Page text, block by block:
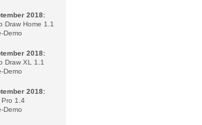
2018:
Draw Home 1.1
Demo
2018:
Draw XL 1.1
Demo
2018:
Pro 1.4
Demo